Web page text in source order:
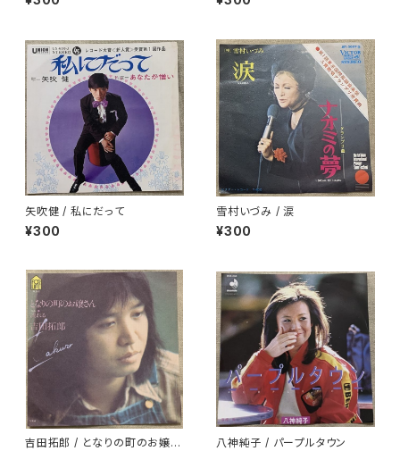
矢吹健 / 私にだって
¥300
雪村いづみ / 涙
¥300
吉田拓郎 / となりの町のお嬢さ
八神純子 / パープルタウン